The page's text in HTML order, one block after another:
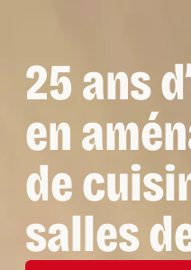
25 ans
en
de
salles